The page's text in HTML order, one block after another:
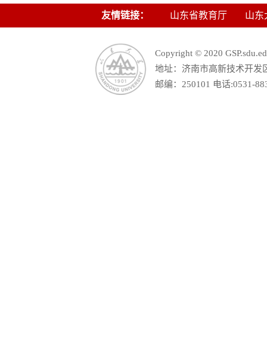
友情链接： 山东省教育厅 山东
Copyright © 2020
地址：济南市高新技术开发
邮编：250101 电话:0531-